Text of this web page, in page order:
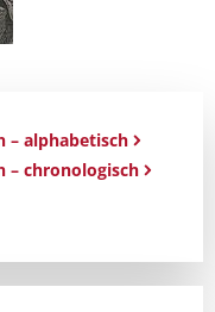
– alphabetisch
– chronologisch